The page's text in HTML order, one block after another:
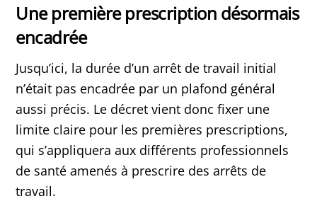
Une première prescription désormais
encadrée
Jusqu’ici, la durée d’un arrêt de travail initial
n’était pas encadrée par un plafond général
aussi précis. Le décret vient donc fixer une
limite claire pour les premières prescriptions,
qui s’appliquera aux différents professionnels
de santé amenés à prescrire des arrêts de
travail.